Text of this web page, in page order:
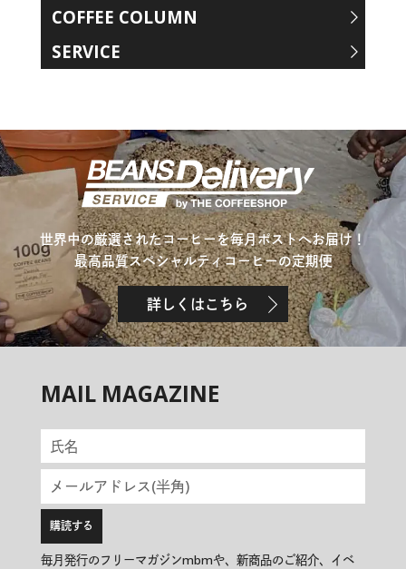
COFFEE COLUMN
SERVICE
世界中の厳選されたコーヒーを毎月ポストへお届け！
最高品質スペシャルティコーヒーの定期便
詳しくはこちら
MAIL MAGAZINE
毎月発行のフリーマガジンmbmや、新商品のご紹介、イベ